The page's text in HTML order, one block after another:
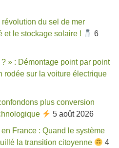
du sel de mer
et le stockage solaire !
6
» : Démontage point par point
rodée sur la voiture électrique
plus conversion
5 août 2026
France : Quand le système
la transition citoyenne
4